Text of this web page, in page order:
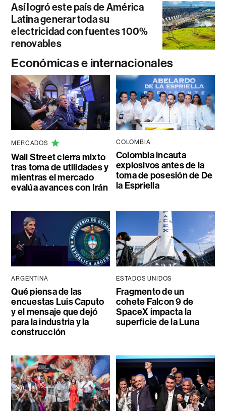
Así logró este país de América
Latina generar toda su
electricidad con fuentes 100%
renovables
Económicas e internacionales
MERCADOS
Wall Street cierra mixto
tras toma de utilidades y
mientras el mercado
evalúa avances con Irán
COLOMBIA
Colombia incauta
explosivos antes de la
toma de posesión de De
la Espriella
ARGENTINA
Qué piensa de las
encuestas Luis Caputo
y el mensaje que dejó
para la industria y la
construcción
ESTADOS UNIDOS
Fragmento de un
cohete Falcon 9 de
SpaceX impacta la
superficie de la Luna